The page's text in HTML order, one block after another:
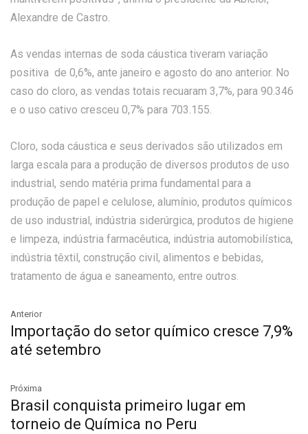
Alexandre de Castro.
As vendas internas de soda cáustica tiveram variação
positiva de 0,6%, ante janeiro e agosto do ano anterior. No
caso do cloro, as vendas totais recuaram 3,7%, para 90.346
e o uso cativo cresceu 0,7% para 703.155.
Cloro, soda cáustica e seus derivados são utilizados em
larga escala para a produção de diversos produtos de uso
industrial, sendo matéria prima fundamental para a
produção de papel e celulose, alumínio, produtos químicos
de uso industrial, indústria siderúrgica, produtos de higiene
e limpeza, indústria farmacêutica, indústria automobilística,
indústria têxtil, construção civil, alimentos e bebidas,
tratamento de água e saneamento, entre outros.
Anterior
Importação do setor químico cresce 7,9%
até setembro
Próxima
Brasil conquista primeiro lugar em
torneio de Química no Peru